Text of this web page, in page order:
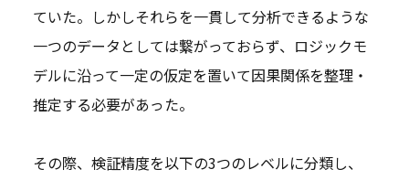
ていた。しかしそれらを一貫して分析できるような
一つのデータとしては繋がっておらず、ロジックモ
デルに沿って一定の仮定を置いて因果関係を整理・
推定する必要があった。
その際、検証精度を以下の3つのレベルに分類し、